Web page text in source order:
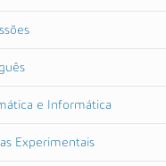
e Informática
Experimentais